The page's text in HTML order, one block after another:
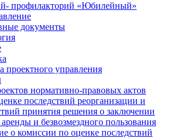
профилакторий «Юбилейный»
документы
проектного управления
нормативно-правовых актов
последствий реорганизации и
принятия решения о заключении
и безвозмездного пользования
о комиссии по оценке последствий